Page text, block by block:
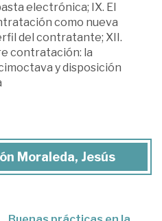
electrónica; IX. El
como nueva
del contratante; XII.
contratación: la
y disposición
Moraleda, Jesús